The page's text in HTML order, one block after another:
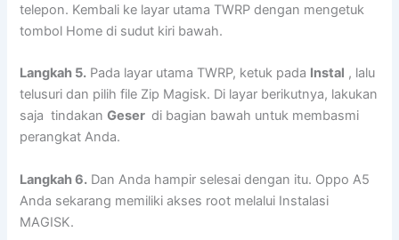
telepon. Kembali ke layar utama TWRP dengan mengetuk
tombol Home di sudut kiri bawah.
Langkah 5. Pada layar utama TWRP, ketuk pada Instal , lalu
telusuri dan pilih file Zip Magisk. Di layar berikutnya, lakukan
saja tindakanGeser di bagian bawah untuk membasmi
perangkat Anda.
Langkah 6. Dan Anda hampir selesai dengan itu. Oppo A5
Anda sekarang memiliki akses root melalui Instalasi
MAGISK.